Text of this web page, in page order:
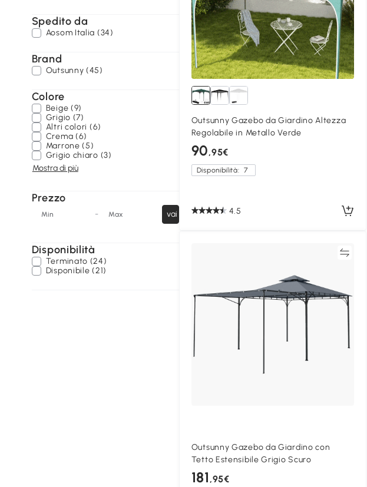
Spedito da
Aosom Italia (34)
Brand
Outsunny (45)
Colore
Beige (9)
Grigio (7)
Altri colori (6)
Crema (6)
Marrone (5)
Grigio chiaro (3)
Mostra di più
Prezzo
Min - Max vai
Disponibilità
Terminato (24)
Disponibile (21)
Outsunny Gazebo da Giardino Altezza
Regolabile in Metallo Verde
90,95€
Disponibilità: 7
4.5
Outsunny Gazebo da Giardino con
Tetto Estensibile Grigio Scuro
181 ,95€